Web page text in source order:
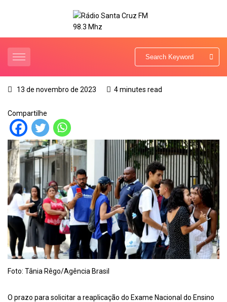
13 de novembro de 2023 4 minutes read
Compartilhe
Foto: Tânia Rêgo/Agência Brasil
O prazo para solicitar a reaplicação do Exame Nacional do Ensino